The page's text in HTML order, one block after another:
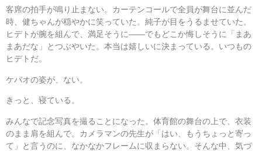
客席の拍手が鳴り止まない。カーテンコールで全員が舞台に並んだ
時、健ちゃんが穏やかに笑っていた。純子が目をうるませていた。
ヒデトが腕を組んで、満足そうに――でもどこか悔しそうに「まあ
まあだな」とつぶやいた。本当は嬉しいに決まっている。いつもの
ヒデトだ。
ケバオの姿が、ない。
きっと、寝ている。
みんなで記念写真を撮ることになった。体育館の舞台の上で、衣装
のまま肩を組んで。カメラマンの先生が「はい、もうちょっと寄っ
て」と言うのに、なかなかフレームに収まらない。そんな中、気づ